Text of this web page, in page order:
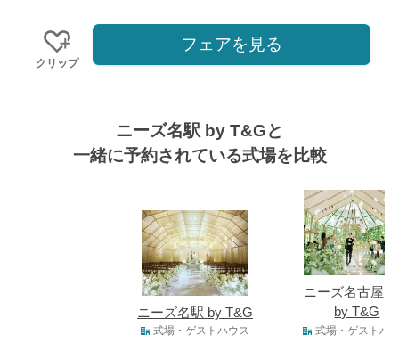
クリップ
フェアを見る
ニーズ名駅 by T&Gと
一緒に予約されている式場を比較
ニーズ名駅 by T&G
ニーズ名古屋
by T&G
式場・ゲストハウス 式場・ゲストハ